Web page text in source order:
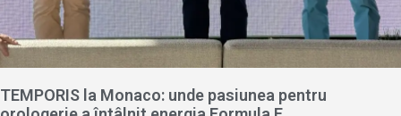
TEMPORIS la Monaco: unde pasiunea pentru